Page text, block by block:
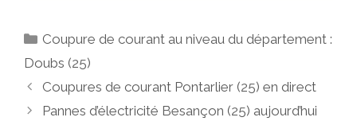
Catégories
Coupure de courant au niveau du département :
Doubs (25)
Navigation
des
Coupures de courant Pontarlier (25) en direct
Pannes d’électricité Besançon (25) aujourd’hui